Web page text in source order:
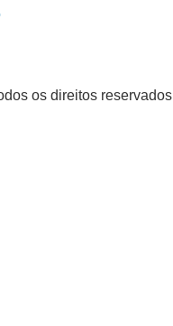
os direitos reservados